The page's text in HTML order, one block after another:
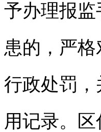
予办理报
患的，严
行政处罚
用记录。